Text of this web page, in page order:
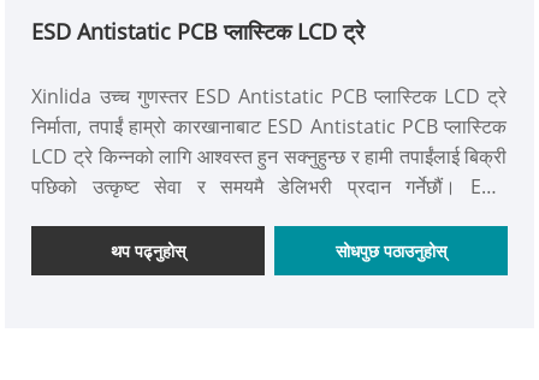
ESD Antistatic PCB प्लास्टिक LCD ट्रे
Xinlida उच्च गुणस्तर ESD Antistatic PCB प्लास्टिक LCD ट्रे
निर्माता, तपाईं हाम्रो कारखानाबाट ESD Antistatic PCB प्लास्टिक
LCD ट्रे किन्नको लागि आश्वस्त हुन सक्नुहुन्छ र हामी तपाईंलाई बिक्री
पछिको उत्कृष्ट सेवा र समयमै डेलिभरी प्रदान गर्नेछौं। ESD
इलेक्ट्रोनिक उपकरणहरू, विशेष गरी लिक्विड क्रिस्टल डिस्प्ले
(LCDs) लाई इलेक्ट्रोस्टेटिक डिस्चार्ज (ESD) को सम्भावित हानिबाट
थप पढ्नुहोस् सोधपुछ पठाउनुहोस्